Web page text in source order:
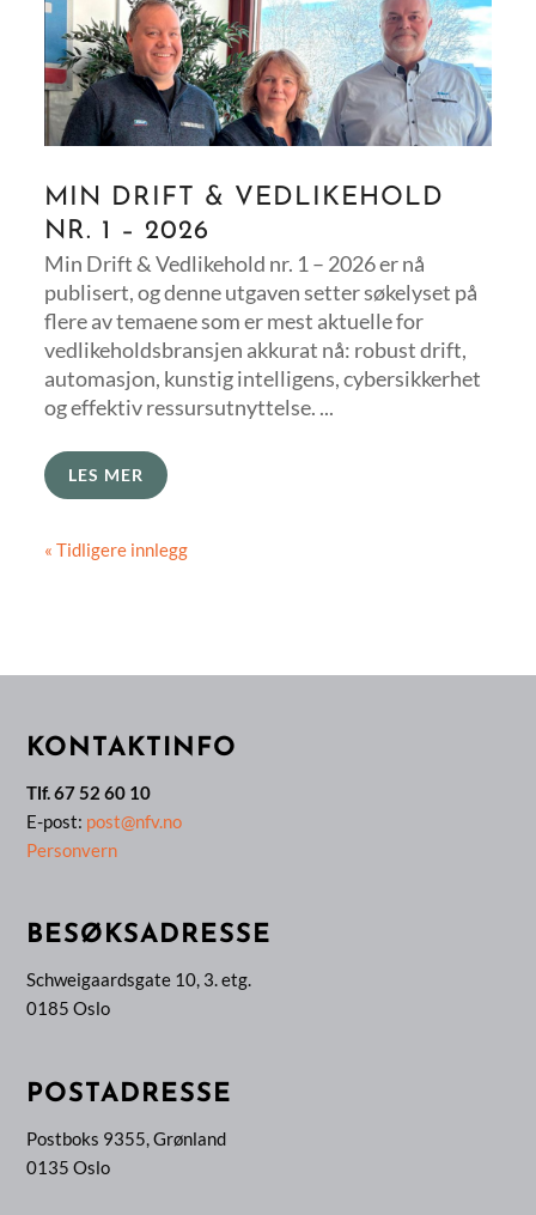
MIN DRIFT & VEDLIKEHOLD
NR. 1 – 2026
Min Drift & Vedlikehold nr. 1 – 2026 er nå
publisert, og denne utgaven setter søkelyset på
flere av temaene som er mest aktuelle for
vedlikeholdsbransjen akkurat nå: robust drift,
automasjon, kunstig intelligens, cybersikkerhet
og effektiv ressursutnyttelse. ...
LES MER
« Tidligere innlegg
KONTAKTINFO
Tlf. 67 52 60 10
E-post: post@nfv.no
Personvern
BESØKSADRESSE
Schweigaardsgate 10, 3. etg.
0185 Oslo
POSTADRESSE
Postboks 9355, Grønland
0135 Oslo